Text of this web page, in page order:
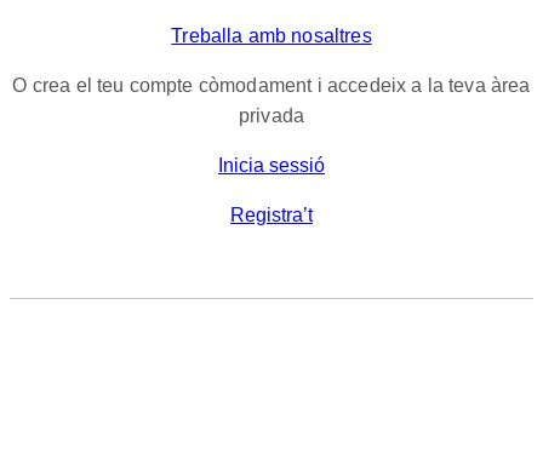
Treballa amb nosaltres
O crea el teu compte còmodament i accedeix a la teva àrea
privada
Inicia sessió
Registra’t